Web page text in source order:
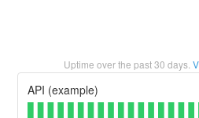
Uptime over the past30 days.
API (example)